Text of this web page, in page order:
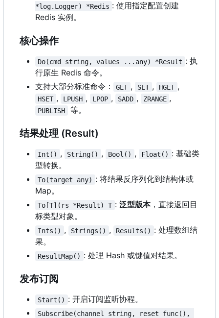
*log.Logger) *Redis : 使用指定配置创建
Redis 实例。
核心操作
Do(cmd string, values ...any) *Result : 执
行原生 Redis 命令。
支持大部分标准命令：
GET , SET , HGET ,
HSET , LPUSH , LPOP , SADD , ZRANGE ,
PUBLISH 等。
结果处理 (Result)
Int() , String() , Bool() , Float() : 基础类
型转换。
To(target any) : 将结果反序列化到结构体或
Map。
To[T](rs *Result) T : 泛型版本，直接返回目
标类型对象。
Ints() , Strings() , Results() : 处理数组结
果。
ResultMap() : 处理 Hash 或键值对结果。
发布订阅
Start() : 开启订阅监听协程。
Subscribe(channel string, reset func(),